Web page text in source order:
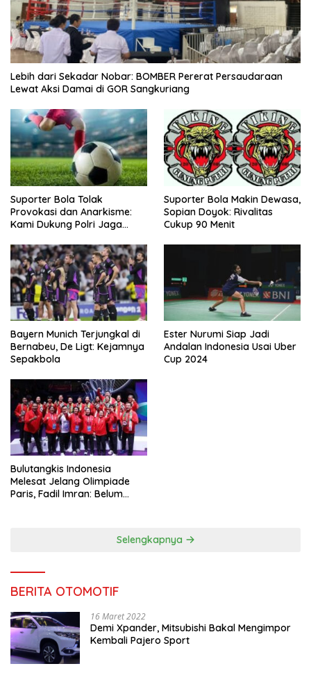
Lebih dari Sekadar Nobar: BOMBER Pererat Persaudaraan
Lewat Aksi Damai di GOR Sangkuriang
Suporter Bola Tolak
Provokasi dan Anarkisme:
Kami Dukung Polri Jaga
Suporter Bola Makin Dewasa,
Sopian Doyok: Rivalitas
Cukup 90 Menit
Bayern Munich Terjungkal di
Bernabeu, De Ligt: Kejamnya
Sepakbola
Ester Nurumi Siap Jadi
Andalan Indonesia Usai Uber
Cup 2024
Bulutangkis Indonesia
Melesat Jelang Olimpiade
Paris, Fadil Imran: Belum
Selengkapnya
BERITA OTOMOTIF
16 Maret 2022
Demi Xpander, Mitsubishi Bakal Mengimpor
Kembali Pajero Sport